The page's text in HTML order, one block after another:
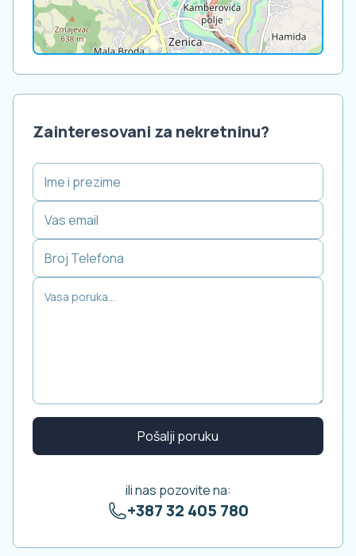
Zainteresovani za nekretninu?
Pošalji poruku
ili nas pozovite na:
+387 32 405 780